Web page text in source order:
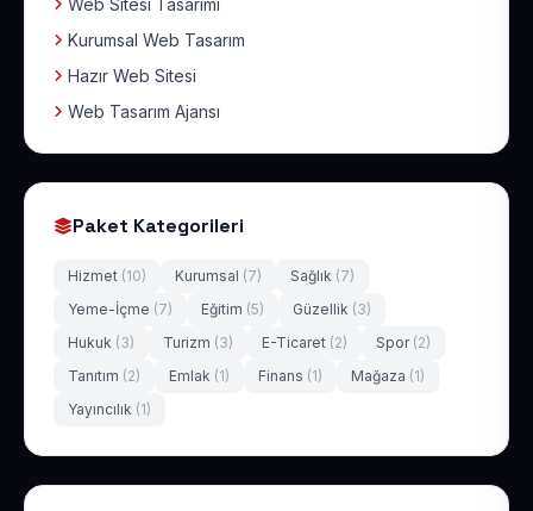
Web Sitesi Tasarımı
Kurumsal Web Tasarım
Hazır Web Sitesi
Web Tasarım Ajansı
Paket Kategorileri
Hizmet (10) Kurumsal (7) Sağlık (7)
Yeme-İçme (7) Eğitim (5) Güzellik (3)
Hukuk (3) Turizm (3) E-Ticaret (2) Spor (2)
Tanıtım (2) Emlak (1) Finans (1) Mağaza (1)
Yayıncılık (1)